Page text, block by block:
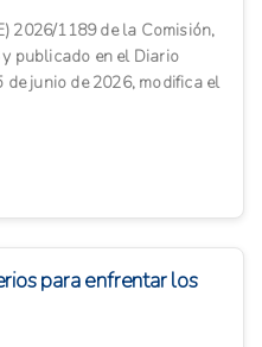
2026/1189 de la Comisión,
publicado en el Diario
junio de 2026, modifica el
para enfrentar los